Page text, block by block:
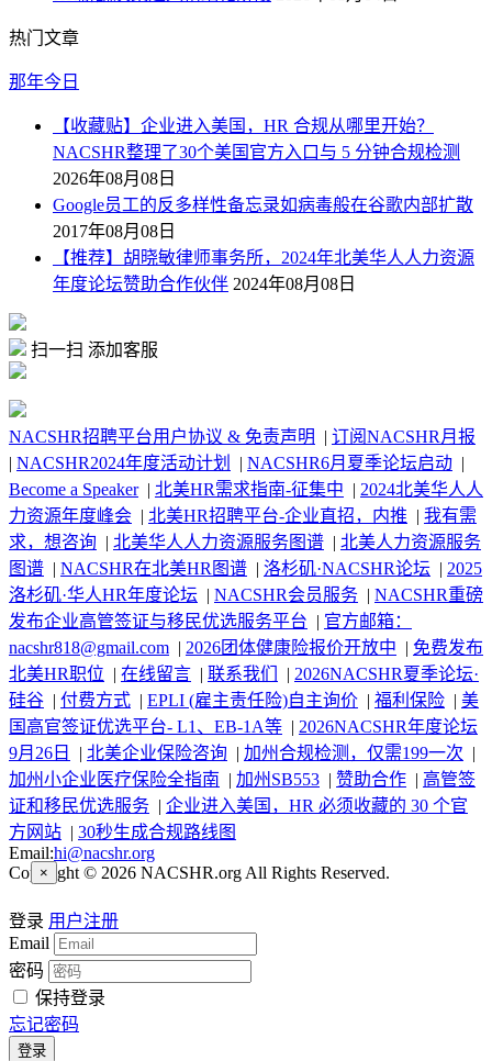
热门文章
那年今日
【收藏贴】企业进入美国，HR 合规从哪里开始？
NACSHR整理了30个美国官方入口与 5 分钟合规检测
2026年08月08日
Google员工的反多样性备忘录如病毒般在谷歌内部扩散
2017年08月08日
【推荐】胡晓敏律师事务所，2024年北美华人人力资源
年度论坛赞助合作伙伴 2024年08月08日
扫一扫 添加客服
NACSHR招聘平台用户协议 & 免责声明 | 订阅NACSHR月报
| NACSHR2024年度活动计划 | NACSHR6月夏季论坛启动 |
Become a Speaker| 北美HR需求指南-征集中 | 2024北美华人人
力资源年度峰会 | 北美HR招聘平台-企业直招，内推 | 我有需
求，想咨询 | 北美华人人力资源服务图谱 | 北美人力资源服务
图谱 | NACSHR在北美HR图谱 | 洛杉矶·NACSHR论坛 | 2025
洛杉矶·华人HR年度论坛 | NACSHR会员服务 | NACSHR重磅
发布企业高管签证与移民优选服务平台 | 官方邮箱：
nacshr818@gmail.com | 2026团体健康险报价开放中 | 免费发布
北美HR职位 | 在线留言 | 联系我们 | 2026NACSHR夏季论坛·
硅谷 | 付费方式 | EPLI (雇主责任险)自主询价 | 福利保险 | 美
国高官签证优选平台- L1、EB-1A等 | 2026NACSHR年度论坛
9月26日
| 北美企业保险咨询 | 加州合规检测，仅需199一次 |
加州小企业医疗保险全指南 | 加州SB553 | 赞助合作 | 高管签
证和移民优选服务 | 企业进入美国，HR 必须收藏的 30 个官
方网站 | 30秒生成合规路线图
Email:hi@nacshr.org
Copyright © 2026 NACSHR.org All Rights Reserved.
×
登录 用户注册
Email
密码
保持登录
忘记密码
登录